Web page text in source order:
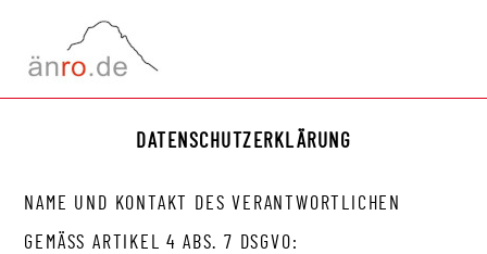
MENÜ
DATENSCHUTZERKLÄRUNG
NAME UND KONTAKT DES VERANTWORTLICHEN
GEMÄSS ARTIKEL 4 ABS. 7 DSGVO: